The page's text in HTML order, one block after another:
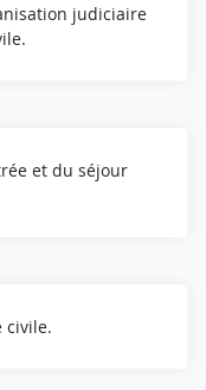
judiciaire
et du séjour
civile.